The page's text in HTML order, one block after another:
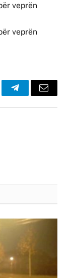
veprën
veprën
TelegramEmail